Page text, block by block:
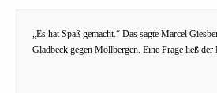
„Es hat Spaß gemacht.“ Das sagte Marcel
Gladbeck gegen Möllbergen. Eine Frage ließ der